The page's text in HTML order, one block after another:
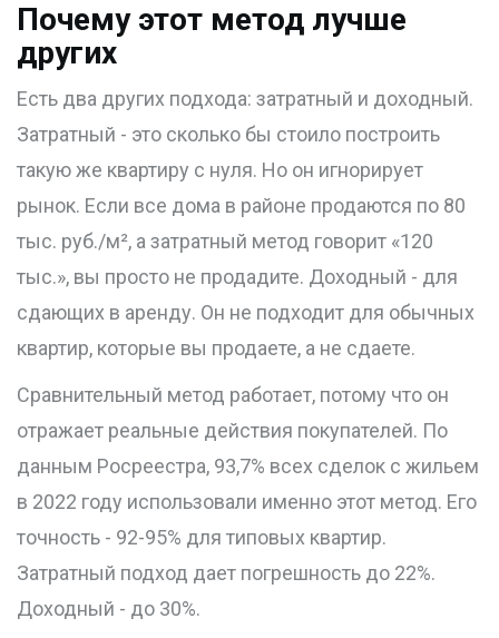
Почему этот метод лучше
других
Есть два других подхода: затратный и доходный.
Затратный - это сколько бы стоило построить
такую же квартиру с нуля. Но он игнорирует
рынок. Если все дома в районе продаются по 80
тыс. руб./м², а затратный метод говорит «120
тыс.», вы просто не продадите. Доходный - для
сдающих в аренду. Он не подходит для обычных
квартир, которые вы продаете, а не сдаете.
Сравнительный метод работает, потому что он
отражает реальные действия покупателей. По
данным Росреестра, 93,7% всех сделок с жильем
в 2022 году использовали именно этот метод. Его
точность - 92-95% для типовых квартир.
Затратный подход дает погрешность до 22%.
Доходный - до 30%.